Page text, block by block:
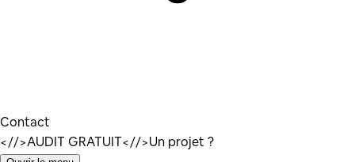
Contact
<//>AUDIT GRATUIT<//>Un projet ?